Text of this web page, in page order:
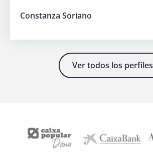
socia
Constanza Soriano
Ver todos los perfiles